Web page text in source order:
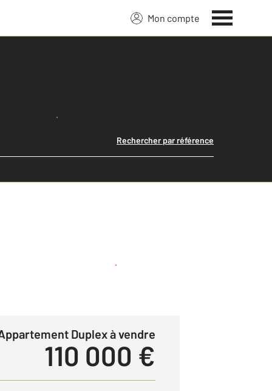
Mon compte
Lancer ma recherche
Rechercher par référence
Créer une alerte
Appartement Duplex à vendre
110 000 €